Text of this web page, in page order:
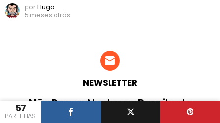
57
PARTILHAS
porHugo
5 meses atrás
NEWSLETTER
Não Percas Nenhuma Receita do
Iguaria!